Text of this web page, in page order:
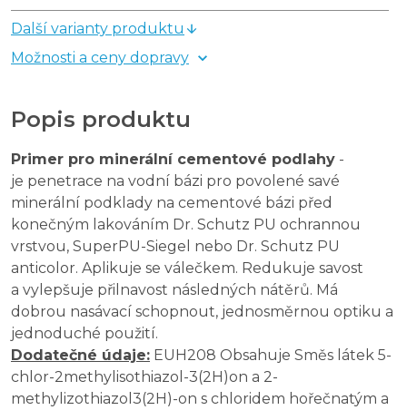
Další varianty produktu
Možnosti a ceny dopravy
Popis produktu
Primer pro minerální cementové podlahy -
je penetrace na vodní bázi pro povolené savé
minerální podklady na cementové bázi před
konečným lakováním Dr. Schutz PU ochrannou
vrstvou, SuperPU-Siegel nebo Dr. Schutz PU
anticolor. Aplikuje se válečkem. Redukuje savost
a vylepšuje přilnavost následných nátěrů. Má
dobrou nasávací schopnout, jednosměrnou optiku a
jednoduché použití.
Dodatečné údaje: EUH208 Obsahuje Směs látek 5-
chlor-2methylisothiazol-3(2H)on a 2-
methylizothiazol3(2H)-on s chloridem hořečnatým a